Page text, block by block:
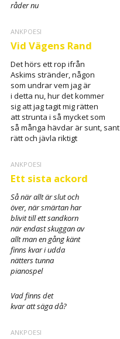
råder nu
ANKPOESI
Vid Vägens Rand
Det hörs ett rop ifrån
Askims stränder, någon
som undrar vem jag är
i detta nu, hur det kommer
sig att jag tagit mig rätten
att strunta i så mycket som
så många hävdar är sunt, sant
rätt och jävla riktigt
ANKPOESI
Ett sista ackord
Så när allt är slut och
över, när smärtan har
blivit till ett sandkorn
när endast skuggan av
allt man en gång känt
finns kvar i udda
nätters tunna
pianospel
Vad finns det
kvar att säga då?
ANKPOESI